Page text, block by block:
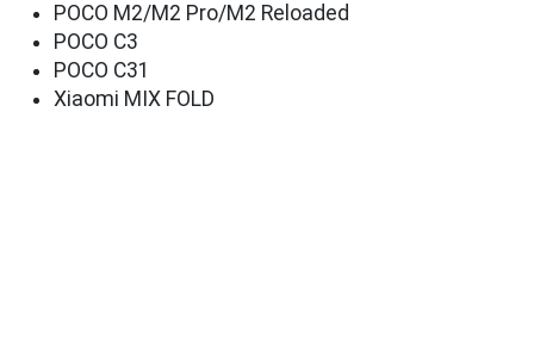
POCO M2/M2 Pro/M2 Reloaded
POCO C3
POCO C31
Xiaomi MIX FOLD